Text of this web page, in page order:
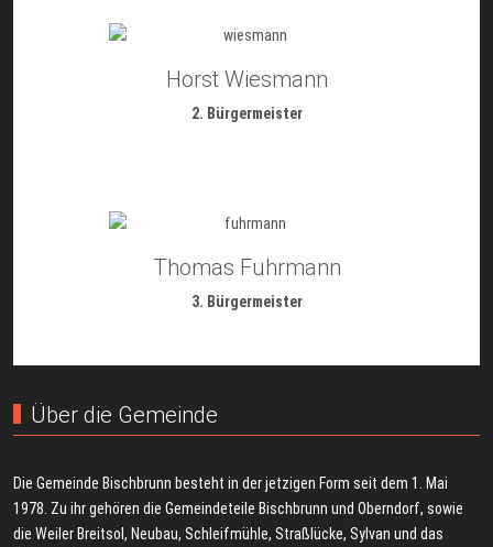
Horst Wiesmann
2. Bürgermeister
Thomas Fuhrmann
3. Bürgermeister
Über die Gemeinde
Die Gemeinde Bischbrunn besteht in der jetzigen Form seit dem 1. Mai
1978. Zu ihr gehören die Gemeindeteile Bischbrunn und Oberndorf, sowie
die Weiler Breitsol, Neubau, Schleifmühle, Straßlücke, Sylvan und das